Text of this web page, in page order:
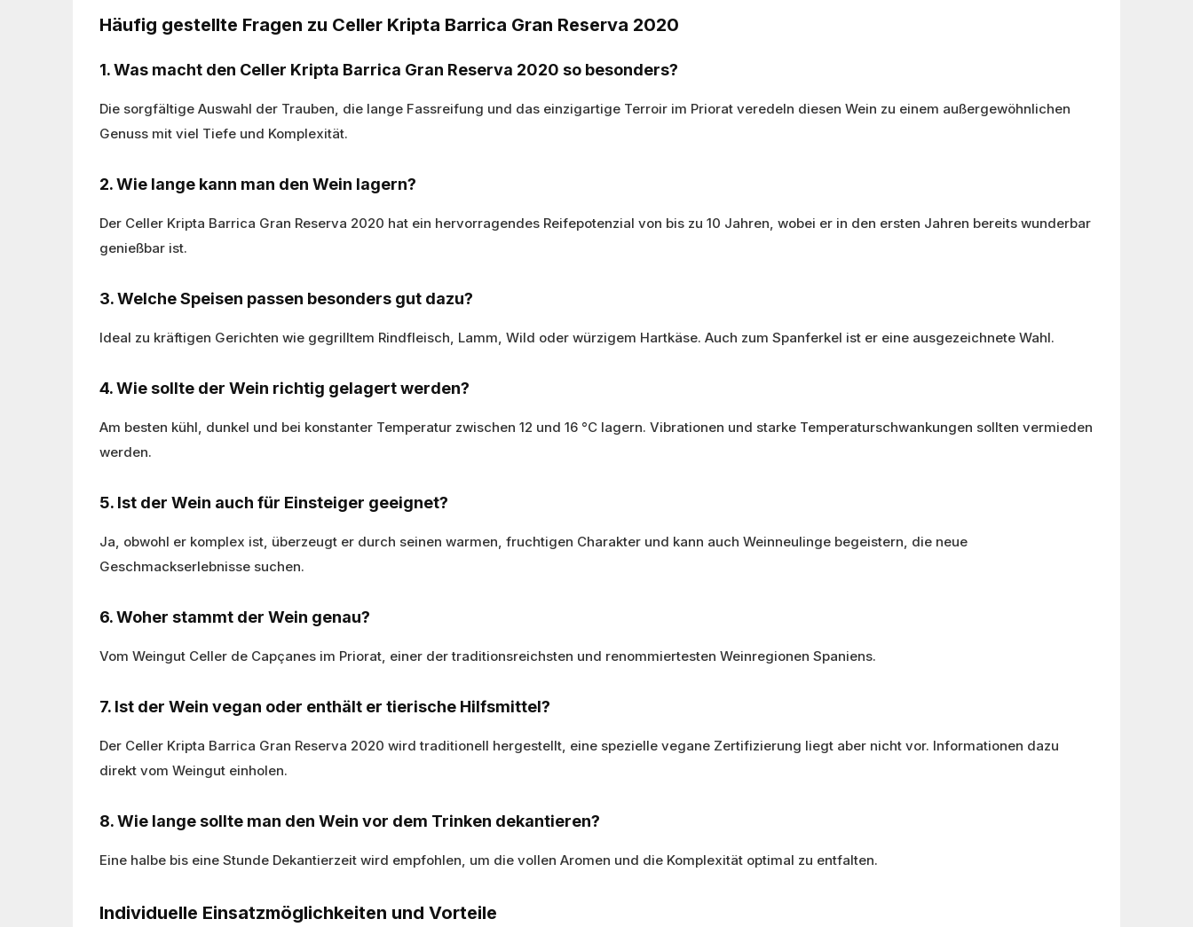
Häufig gestellte Fragen zu Celler Kripta Barrica Gran Reserva 2020
1. Was macht den Celler Kripta Barrica Gran Reserva 2020 so besonders?
Die sorgfältige Auswahl der Trauben, die lange Fassreifung und das einzigartige Terroir im Priorat veredeln diesen Wein zu einem außergewöhnlichen
Genuss mit viel Tiefe und Komplexität.
2. Wie lange kann man den Wein lagern?
Der Celler Kripta Barrica Gran Reserva 2020 hat ein hervorragendes Reifepotenzial von bis zu 10 Jahren, wobei er in den ersten Jahren bereits wunderbar
genießbar ist.
3. Welche Speisen passen besonders gut dazu?
Ideal zu kräftigen Gerichten wie gegrilltem Rindfleisch, Lamm, Wild oder würzigem Hartkäse. Auch zum Spanferkel ist er eine ausgezeichnete Wahl.
4. Wie sollte der Wein richtig gelagert werden?
Am besten kühl, dunkel und bei konstanter Temperatur zwischen 12 und 16 °C lagern. Vibrationen und starke Temperaturschwankungen sollten vermieden
werden.
5. Ist der Wein auch für Einsteiger geeignet?
Ja, obwohl er komplex ist, überzeugt er durch seinen warmen, fruchtigen Charakter und kann auch Weinneulinge begeistern, die neue
Geschmackserlebnisse suchen.
6. Woher stammt der Wein genau?
Vom Weingut Celler de Capçanes im Priorat, einer der traditionsreichsten und renommiertesten Weinregionen Spaniens.
7. Ist der Wein vegan oder enthält er tierische Hilfsmittel?
Der Celler Kripta Barrica Gran Reserva 2020 wird traditionell hergestellt, eine spezielle vegane Zertifizierung liegt aber nicht vor. Informationen dazu
direkt vom Weingut einholen.
8. Wie lange sollte man den Wein vor dem Trinken dekantieren?
Eine halbe bis eine Stunde Dekantierzeit wird empfohlen, um die vollen Aromen und die Komplexität optimal zu entfalten.
Individuelle Einsatzmöglichkeiten und Vorteile